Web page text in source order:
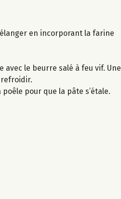
en incorporant la farine
le beurre salé à feu vif. Une
refroidir.
pour que la pâte s’étale.